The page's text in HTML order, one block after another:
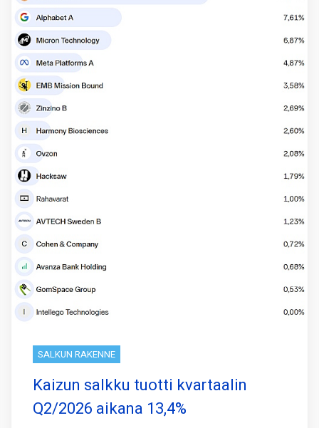
SALKUN RAKENNE
Kaizun salkku tuotti kvartaalin
Q2/2026 aikana 13,4%